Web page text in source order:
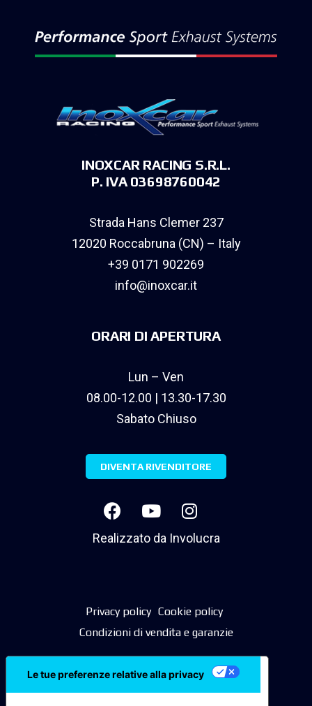
INOXCAR RACING S.R.L.
P. IVA 03698760042
Strada Hans Clemer 237
12020 Roccabruna (CN) – Italy
+39 0171 902269
info@inoxcar.it
ORARI DI APERTURA
Lun – Ven
08.00-12.00 | 13.30-17.30
Sabato Chiuso
DIVENTA RIVENDITORE
Realizzato da Involucra
Privacy policy Cookie policy
Condizioni di vendita e garanzie
Le tue preferenze relative alla privacy